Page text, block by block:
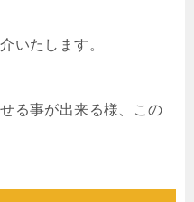
いたします。
る事が出来る様、この